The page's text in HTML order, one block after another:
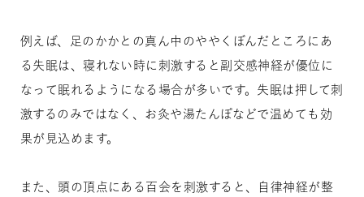
例えば、足のかかとの真ん中のややくぼんだところにあ
る失眠は、寝れない時に刺激すると副交感神経が優位に
なって眠れるようになる場合が多いです。失眠は押して刺
激するのみではなく、お灸や湯たんぽなどで温めても効
果が見込めます。
また、頭の頂点にある百会を刺激すると、自律神経が整